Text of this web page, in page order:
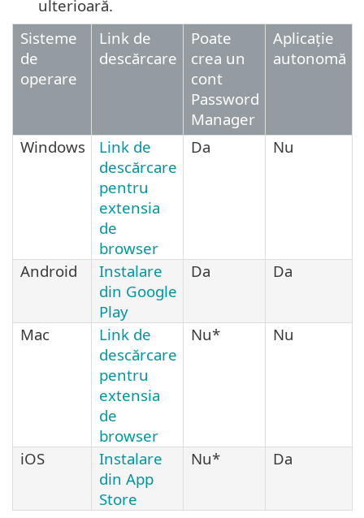
ulterioară.
Sisteme
de
operare
Link de
descărcare
Poate
crea un
cont
Password
Manager
Aplicație
autonomă
Windows
Link de
descărcare
pentru
extensia
de
browser
Da Nu
Android
Instalare
din Google
Play
Da Da
Mac
Link de
descărcare
pentru
extensia
de
browser
Nu* Nu
iOS
Instalare
din App
Store
Nu* Da